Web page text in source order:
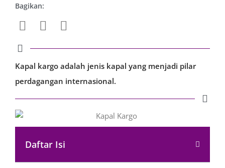
Bagikan:
Kapal kargo adalah jenis kapal yang menjadi pilar
perdagangan internasional.
Daftar Isi